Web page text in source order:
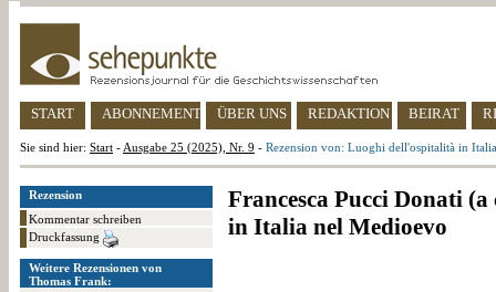
START ABONNEMENT ÜBER UNS REDAKTION BEIRAT
Sie sind hier: Start - Ausgabe 25 (2025), Nr. 9 - Rezension von: Luoghi dell'ospitalità in
Rezension
Kommentar schreiben
Druckfassung
Weitere Rezensionen von
Thomas Frank:
Francesca Pucci Donati
in Italia nel Medioevo